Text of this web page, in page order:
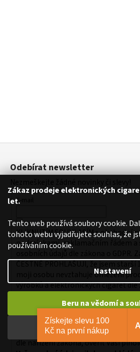
Zákaz prodeje elektronických
let.
Tento web používá soubory cookie.
tohoto webu vyjadřujete souhlas, že
používáním cookie.
Nastavení
Beru na vědomí a
Beru na vědomí a
Z
p Odebírat newsletter
E-mail
KLIKNUTÍM SOUHLASÍM s
podmínkami,reklamačním řádem a
moji osobu nevztahuje omezení
výrobků a elektronických cigaret dle
274/2008 Sb a č. 305/2009 Sb.
Ověření plnoletosti
Pro nákup na našem e-shopu
dle nařízení zákona, ověřit Vaši
Získejte slevu 100
Kč na první nákup